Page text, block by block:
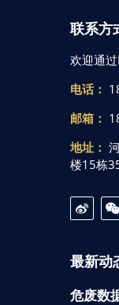
联系方
欢迎通
电话：
邮箱：
地址：
楼15栋
最新动
危废数